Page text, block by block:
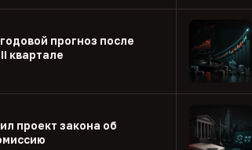
прогноз после
квартале
проект закона об